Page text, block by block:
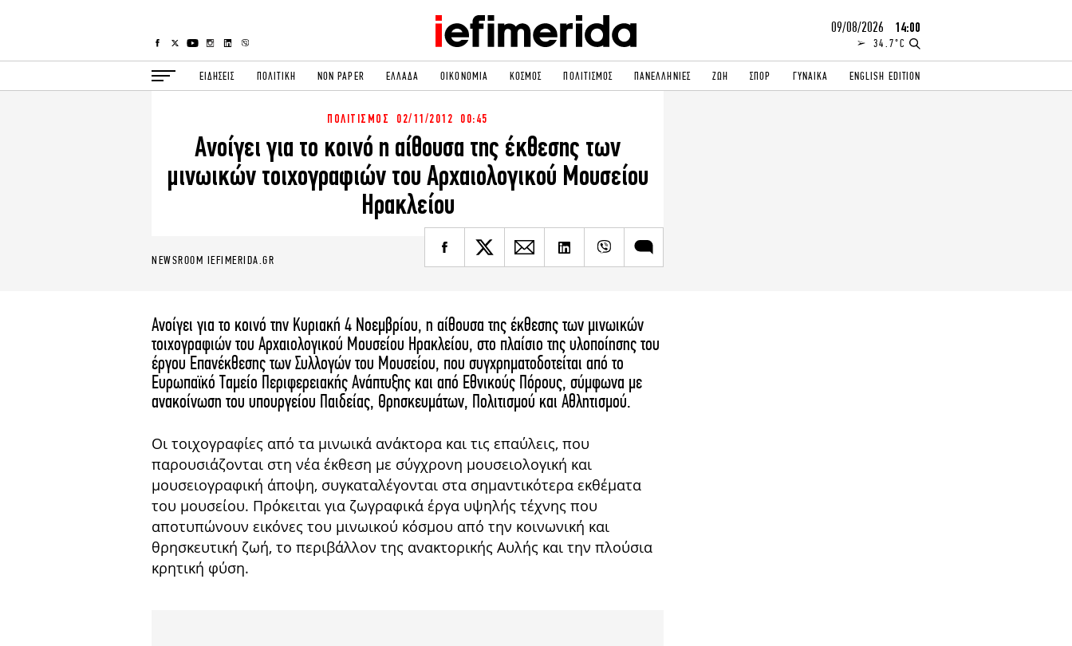
09/08/2026 14:00
34.7°C
ΕΙΔΗΣΕΙΣ ΠΟΛΙΤΙΚΗ NON PAPER ΕΛΛΑΔΑ ΟΙΚΟΝΟΜΙΑ ΚΟΣΜΟΣ ΠΟΛΙΤΙΣΜΟΣ ΠΑΝΕΛΛΗΝΙΕΣ ΖΩΗ ΣΠΟΡ ΓΥΝΑΙΚΑ ENGLISH EDITION
ΠΟΛΙΤΙΚΗ
ΟΙΚΟΝΟΜΙΑ
ΚΟΣΜΟΣ ΠΟΛΙΤΙΣΜΟΣ
ΖΩΗ
ΣΠΟΡ ΓΥΝΑΙΚΑ
ΠΟΛΗ
STORIES
ΥΓΕΙΑ
iOPINIONS
NEWSLETTER
NEWSROOM IEFIMERIDA.GR
ΠΟΛΙΤΙΣΜΟΣ 02/11/2012 00:45
Ανοίγει για το κοινό η αίθουσα της έκθεσης των
μινωικών τοιχογραφιών του Αρχαιολογικού Μουσείου
Ηρακλείου
Ανοίγει για το κοινό την Κυριακή 4 Νοεμβρίου, η αίθουσα της έκθεσης των μινωικών
τοιχογραφιών του Αρχαιολογικού Μουσείου Ηρακλείου, στο πλαίσιο της υλοποίησης του
έργου Επανέκθεσης των Συλλογών του Μουσείου, που συγχρηματοδοτείται από το
Ευρωπαϊκό Ταμείο Περιφερειακής Ανάπτυξης και από Εθνικούς Πόρους, σύμφωνα με
ανακοίνωση του υπουργείου Παιδείας, Θρησκευμάτων, Πολιτισμού και Αθλητισμού.
Οι τοιχογραφίες από τα μινωικά ανάκτορα και τις επαύλεις, που
παρουσιάζονται στη νέα έκθεση με σύγχρονη μουσειολογική και
μουσειογραφική άποψη, συγκαταλέγονται στα σημαντικότερα εκθέματα
του μουσείου. Πρόκειται για ζωγραφικά έργα υψηλής τέχνης που
αποτυπώνουν εικόνες του μινωικού κόσμου από την κοινωνική και
θρησκευτική ζωή, το περιβάλλον της ανακτορικής Αυλής και την πλούσια
κρητική φύση.